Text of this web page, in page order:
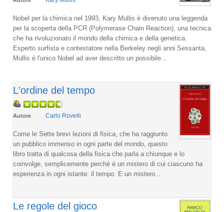
Nobel per la chimica nel 1993, Kary Mullis è divenuto una leggenda
per la scoperta della PCR (Polymerase Chain Reaction), una tecnica
che ha rivoluzionato il mondo della chimica e della genetica.
Esperto surfista e contestatore nella Berkeley negli anni Sessanta,
Mullis è l'unico Nobel ad aver descritto un possibile...
L'ordine del tempo
Autore Carlo Rovelli
Come le Sette brevi lezioni di fisica, che ha raggiunto
un pubblico immenso in ogni parte del mondo, questo
libro tratta di qualcosa della fisica che parla a chiunque e lo
coinvolge, semplicemente perché è un mistero di cui ciascuno ha
esperienza in ogni istante: il tempo. E un mistero...
Le regole del gioco